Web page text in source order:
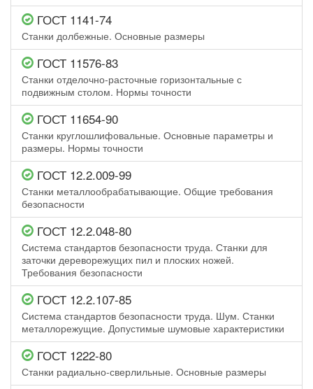
ГОСТ 1141-74
Станки долбежные. Основные размеры
ГОСТ 11576-83
Станки отделочно-расточные горизонтальные с
подвижным столом. Нормы точности
ГОСТ 11654-90
Станки круглошлифовальные. Основные параметры и
размеры. Нормы точности
ГОСТ 12.2.009-99
Станки металлообрабатывающие. Общие требования
безопасности
ГОСТ 12.2.048-80
Система стандартов безопасности труда. Станки для
заточки дереворежущих пил и плоских ножей.
Требования безопасности
ГОСТ 12.2.107-85
Система стандартов безопасности труда. Шум. Станки
металлорежущие. Допустимые шумовые характеристики
ГОСТ 1222-80
Станки радиально-сверлильные. Основные размеры